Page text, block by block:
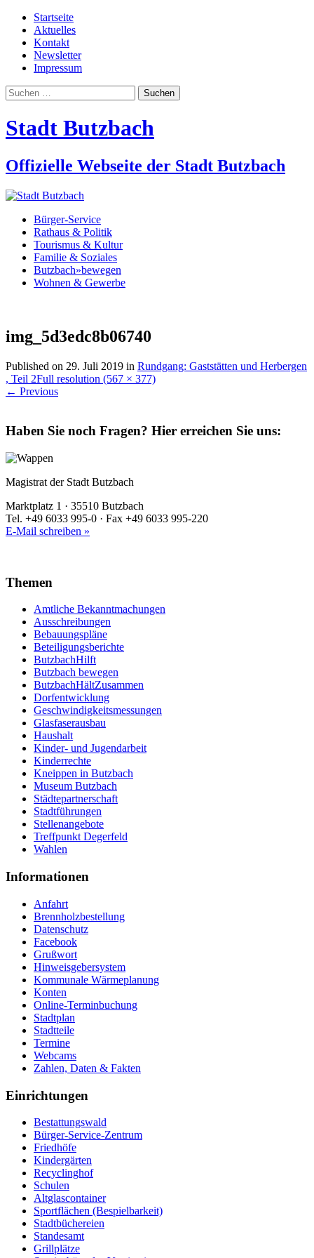
Startseite
Aktuelles
Kontakt
Newsletter
Impressum
Suchen
nach:
Stadt Butzbach
Offizielle Webseite der Stadt Butzbach
Bürger-Service
Rathaus & Politik
Tourismus & Kultur
Familie & Soziales
Butzbach»bewegen
Wohnen & Gewerbe
img_5d3edc8b06740
Published on 29. Juli 2019 in Rundgang: Gaststätten und Herbergen
, Teil 2Full resolution (567 × 377)
← Previous
Haben Sie noch Fragen? Hier erreichen Sie uns:
Magistrat der Stadt Butzbach
Marktplatz 1 · 35510 Butzbach
Tel. +49 6033 995-0 · Fax +49 6033 995-220
E-Mail schreiben »
Themen
Amtliche Bekanntmachungen
Ausschreibungen
Bebauungspläne
Beteiligungsberichte
ButzbachHilft
Butzbach bewegen
ButzbachHältZusammen
Dorfentwicklung
Geschwindigkeitsmessungen
Glasfaserausbau
Haushalt
Kinder- und Jugendarbeit
Kinderrechte
Kneippen in Butzbach
Museum Butzbach
Städtepartnerschaft
Stadtführungen
Stellenangebote
Treffpunkt Degerfeld
Wahlen
Informationen
Anfahrt
Brennholzbestellung
Datenschutz
Facebook
Grußwort
Hinweisgebersystem
Kommunale Wärmeplanung
Konten
Online-Terminbuchung
Stadtplan
Stadtteile
Termine
Webcams
Zahlen, Daten & Fakten
Einrichtungen
Bestattungswald
Bürger-Service-Zentrum
Friedhöfe
Kindergärten
Recyclinghof
Schulen
Altglascontainer
Sportflächen (Bespielbarkeit)
Stadtbüchereien
Standesamt
Grillplätze